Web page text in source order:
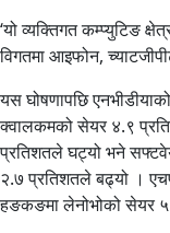
‘यो व्यक्तिगत कम्प्युटिङ
विगतमा आइफोन,
यस घोषणापछि
क्वालकमको सेयर ४.९
प्रतिशतले घट्यो भने
२.७ प्रतिशतले बढ्यो ।
हङकङमा लेनोभोको सेयर ५